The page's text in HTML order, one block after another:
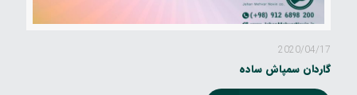
2020/04/17
گاردان سمپاش ساده